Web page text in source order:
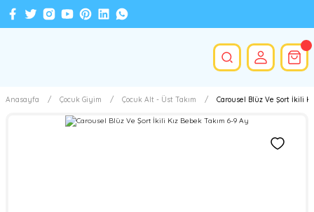
Anasayfa Çocuk Giyim Çocuk Alt - Üst Takım Carousel Blüz Ve Şort İkili